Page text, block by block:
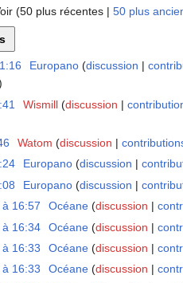
(50 plus récentes | 50 plus
Europano discussion
Wismill discussion
Watom discussion
Europano discussion
Europano discussion
16:57 Océane discussion
16:34 Océane discussion
16:33 Océane discussion
16:33 Océane discussion